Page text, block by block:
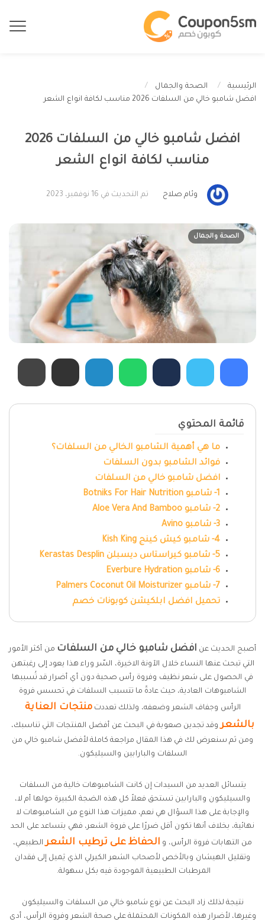
الرئيسية
الصحة والجمال
افضل شامبو خالي من السلفات 2026 مناسب لكافة انواع الشعر
افضل شامبو خالي من السلفات 2026
مناسب لكافة انواع الشعر
وئام صلاح تم التحديث في 16 نوفمبر، 2023
الصحة والجمال
قائمة المحتوي
ما هي أهمية الشامبو الخالي من السلفات؟
فوائد الشامبو بدون السلفات
افضل شامبو خالي من السلفات
1- شامبو Botniks For Hair Nutrition
2- شامبو Aloe Vera And Bamboo
3- شامبو Avino
4- شامبو كيش كينج Kish King
5- شامبو كيراستاس ديسبلن Kerastas Desplin
6- شامبو Everbure Hydration
7- شامبو Palmers Coconut Oil Moisturizer
تحميل افضل ابلكيشن كوبونات خصم
أصبح الحديث عن افضل شامبو خالي من السلفات من أكثر الأمور
التي تبحث عنها النساء خلال الآونة الاخيرة، السّر وراء هذا يعود إلى رغبتهن
في الحصول على شعر نظيف وفروة رأس صحية دون أي أضرار قد تُسببها
الشامبوهات العادية، حيث عادةً ما تتسبب السلفات في تحسس فروة
الرأس وجفاف الشعر وضعفه، ولذلك تعددتمنتجات العناية
بالشعروقد تجدين صعوبة في البحث عن أفضل المنتجات التي تناسبك،
ومن ثم سنعرض لك في هذا المقال مراجعة كاملة لأفضل شامبو خالي من
السلفات والبارابين والسيليكون.
يتسائل العديد من السيدات إن كانت الشامبوهات خالية من السلفات
والسيليكون والبارابين تستحق فعلاً كل هذه الضجة الكبيرة حولها أم لا،
والإجابة على هذا السؤال هي نعم، مميزات هذا النوع من الشامبوهات لا
نهائية، بخلاف أنها تكون أقل ضررًا على فروة الشعر، فهي بتساعد على الحد
من التهابات فروة الرأس، و الحفاظ على ترطيب الشعرالطبيعي،
وتقليل الهيشان وبالأخص لأصحاب الشعر الكيرلي الذي يَميل إلى فقدان
المرطبات الطبيعية الموجودة فيه بكل سهولة.
نتيجة لذلك زاد البحث عن نوع شامبو خالي من السلفات والسيليكون
وغيرها، لأضرار هذه المكونات المحتملة على صحة الشعر وفروة الرأس، أدى